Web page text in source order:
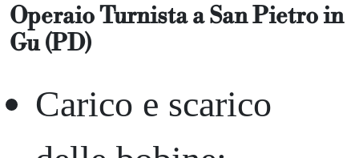
Operaio TurnistaaSan Pietro in
Gu (PD)
Carico e scarico